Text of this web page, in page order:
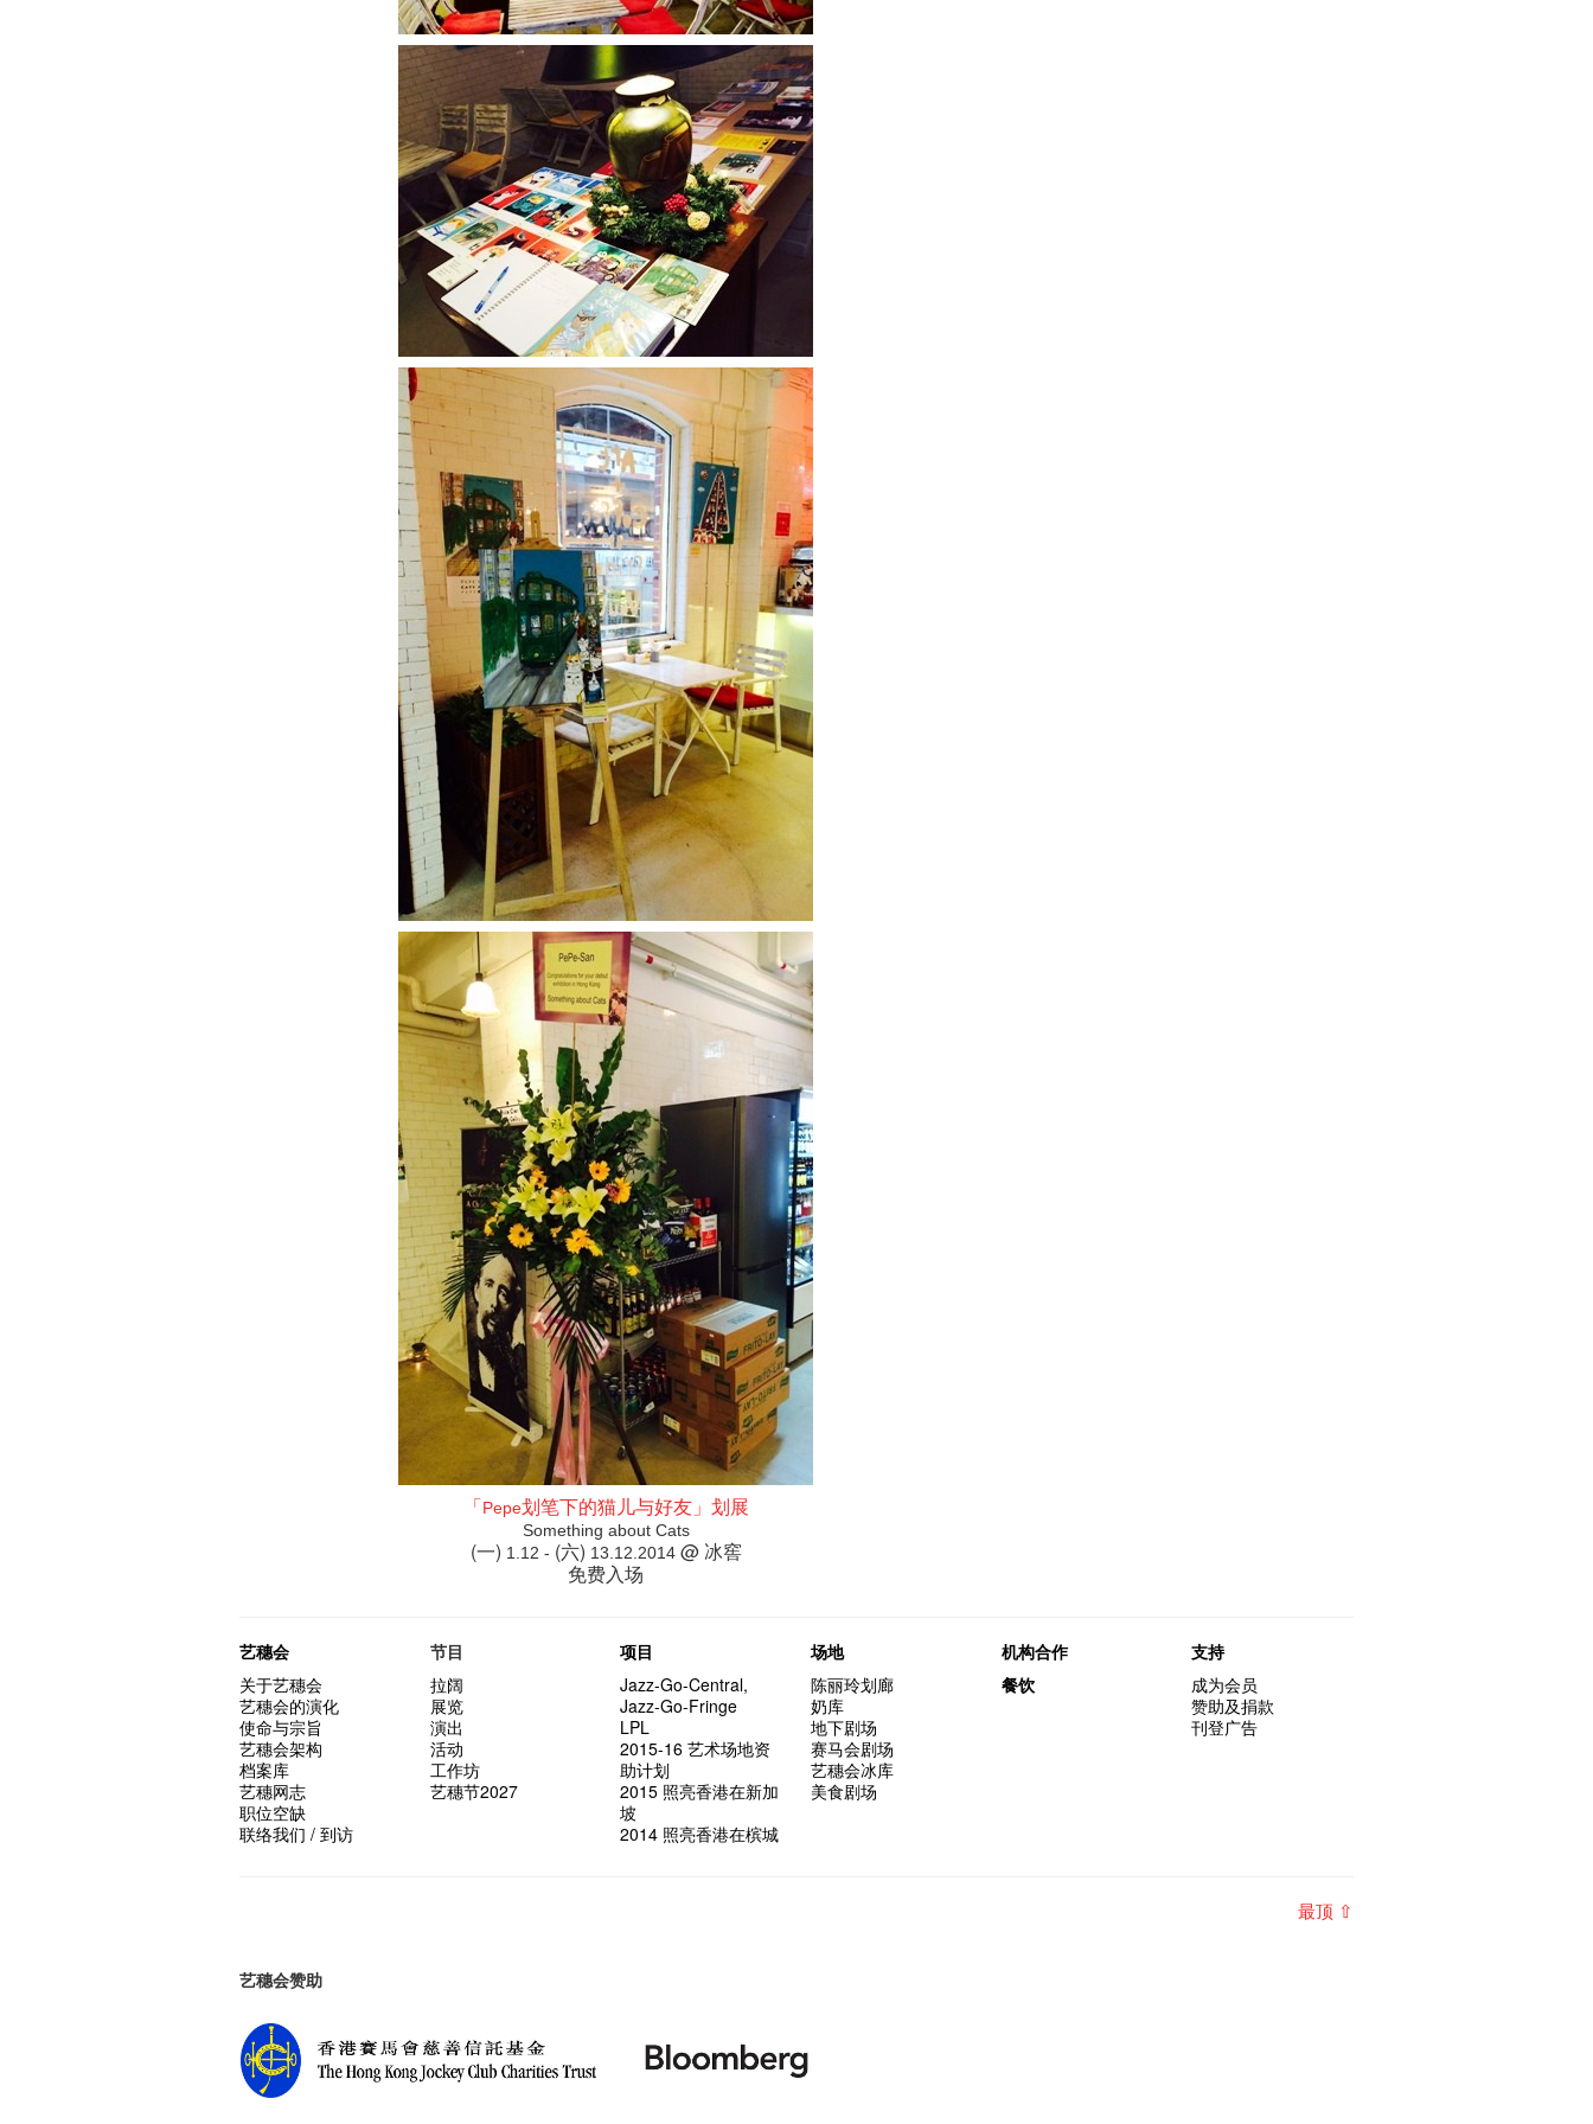
「Pepe划笔下的猫儿与好友」划展
Something about Cats
(一) 1.12 - (六) 13.12.2014@ 冰窖
免费入场
艺穗会
关于艺穗会
艺穗会的演化
使命与宗旨
艺穗会架构
档案库
艺穗网志
职位空缺
联络我们 / 到访
节目
拉阔
展览
演出
活动
工作坊
艺穗节2027
项目
Jazz-Go-Central,
Jazz-Go-Fringe
LPL
2015-16 艺术场地资
助计划
2015 照亮香港在新加
坡
2014 照亮香港在槟城
场地
陈丽玲划廊
奶库
地下剧场
赛马会剧场
艺穗会冰库
美食剧场
机构合作
餐饮
支持
成为会员
赞助及捐款
刊登广告
最顶 ⇧
艺穗会赞助